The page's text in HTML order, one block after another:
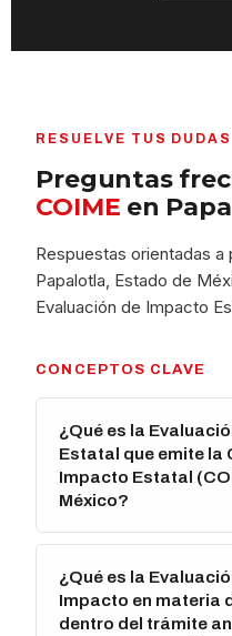
RESUELVE TUS DUDAS
Preguntas
COIME en
Respuestas orientadas
Papalotla, Estado de
Evaluación de Impacto
CONCEPTOS CLAVE
¿Qué es la
Estatal que emite la
Impacto Estatal
México?
¿Qué es la
Impacto en materia
dentro del trámite